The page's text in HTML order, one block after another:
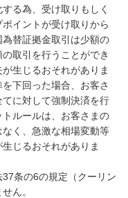
る為、受け取りもしく
イントが受け取りから
替証拠金取引は少額の
取引を行うことができ
生じるおそれがありま
下回った場合、お客さ
に対して強制決済を行
ルールは、お客さまの
く、急激な相場変動等
じるおそれがありま
条の6の規定（クーリン
ん。